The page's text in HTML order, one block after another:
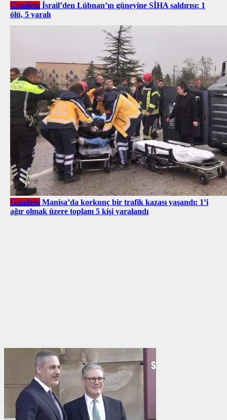
Gündem İsrail’den Lübnan’ın güneyine SİHA saldırısı: 1
ölü, 5 yaralı
Gündem Manisa’da korkunç bir trafik kazası yaşandı: 1’i
ağır olmak üzere toplam 5 kişi yaralandı